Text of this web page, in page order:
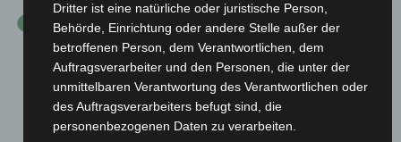
Dritter ist eine natürliche oder juristische Person,
Behörde, Einrichtung oder andere Stelle außer der
betroffenen Person, dem Verantwortlichen, dem
Auftragsverarbeiter und den Personen, die unter der
unmittelbaren Verantwortung des Verantwortlichen oder
des Auftragsverarbeiters befugt sind, die
personenbezogenen Daten zu verarbeiten.